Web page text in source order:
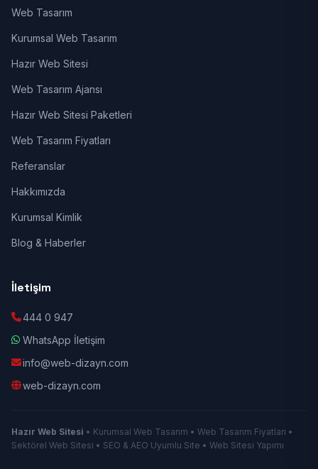
Web Tasarım
Kurumsal Web Tasarım
Hazır Web Sitesi
Web Tasarım Ajansı
Hazır Web Sitesi Paketleri
Web Tasarım Fiyatları
Referanslar
Hakkımızda
Kurumsal Kimlik
Blog & Haberler
İletişim
444 0 947
WhatsApp İletişim
info@web-dizayn.com
web-dizayn.com
Hazır Web Sitesi • Kurumsal Web Tasarım • Web Tasarım Fiyatları •
Sektörel Web Sitesi • SEO & AEO Uyumlu Site • Web Sitesi Yapımı